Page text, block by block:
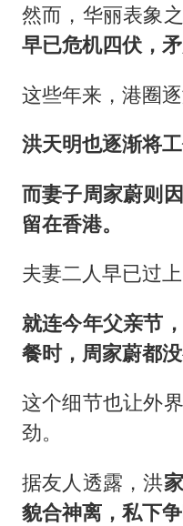
然而，华丽表象
早已危机四伏，矛
这些年来，港圈逐
洪天明也逐渐将
而妻子周家蔚则
留在香港。
夫妻二人早已过
就连今年父亲节
餐时，周家蔚都没
这个细节也让外
劲。
据友人透露，洪
貌合神离，私下争